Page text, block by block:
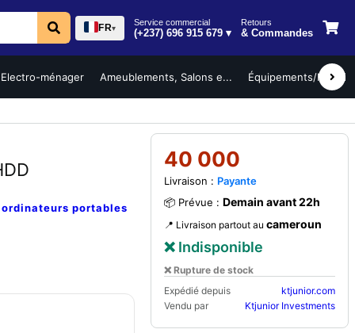
FR▾
Service commercial
(+237) 696 915 679 ▾
Retours
& Commandes
Electro-ménager Ameublements, Salons e... Équipements/
ordinateurs portables
40 000
Livraison : Payante
📦 Prévue : Demain avant 22h
📍 Livraison partout au cameroun
❌ Indisponible
❌ Rupture de stock
Expédié depuis
ktjunior.com
Vendu par
Ktjunior Investments